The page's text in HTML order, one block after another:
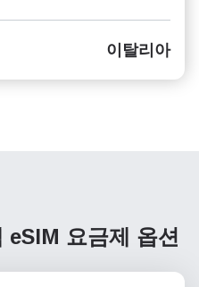
이탈리아
eSIM 요금제 옵션